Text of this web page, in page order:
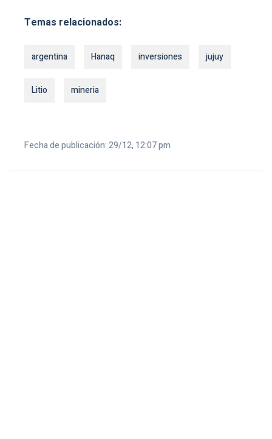
Temas relacionados:
argentina Hanaq inversiones jujuy
Litio mineria
Fecha de publicación: 29/12, 12:07 pm